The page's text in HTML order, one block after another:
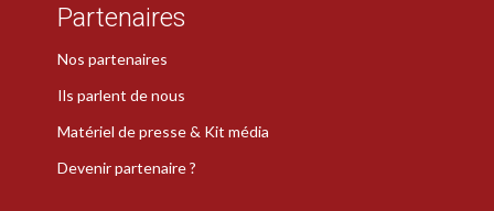
Partenaires
Nos partenaires
Ils parlent de nous
Matériel de presse & Kit média
Devenir partenaire ?